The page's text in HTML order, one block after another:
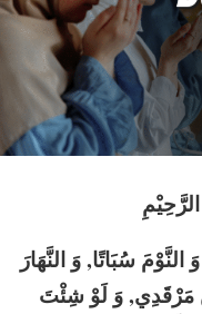
سُبَاتًا, وَ النَّهَارَ
مَرْقَدِي, وَ لَوْ شِئْتَ